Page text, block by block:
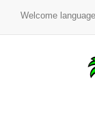
Welcome